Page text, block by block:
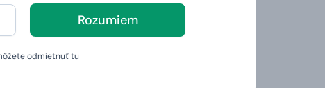
Rozumiem
odmietnuťtu